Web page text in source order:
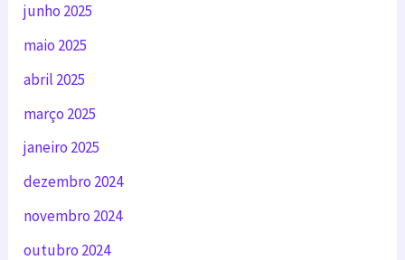
junho 2025
maio 2025
abril 2025
março 2025
janeiro 2025
dezembro 2024
novembro 2024
outubro 2024